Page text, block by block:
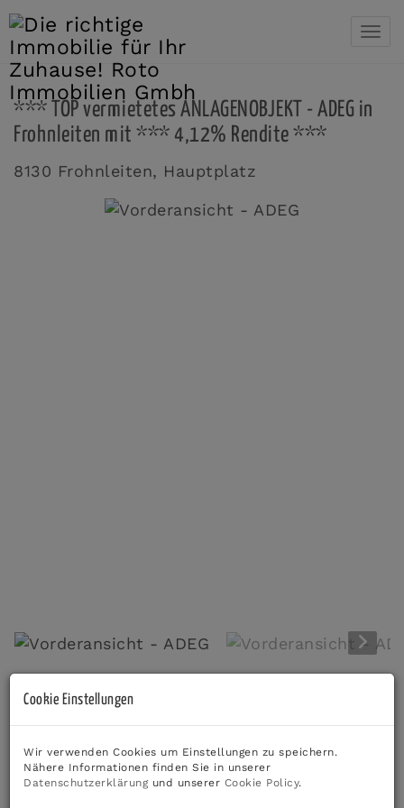
*** TOP vermietetes ANLAGENOBJEKT - ADEG in
Frohnleiten mit *** 4,12% Rendite ***
8130 Frohnleiten, Hauptplatz
Beschreibung
Markt in bester Zentrumslage mit 4,12% Rendite ***
ZumVerkauf steht ein attraktivesAnlagebojekt
Cookie Einstellungen
Wir verwenden Cookies um Einstellungen zu speichern.
Nähere Informationen finden Sie in unserer
Datenschutzerklärungund unserer Cookie Policy.